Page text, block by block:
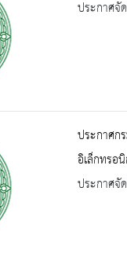
ประกาศจั
ประกาศก
อิเล็กทรอ
ประกาศจั